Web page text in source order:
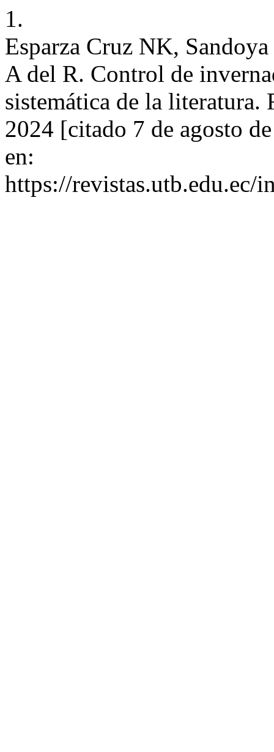
1.
Esparza Cruz NK,
A del R. Control de
sistemática de la
2024 [citado 7 de agosto
en:
https://revistas.utb.edu.ec/